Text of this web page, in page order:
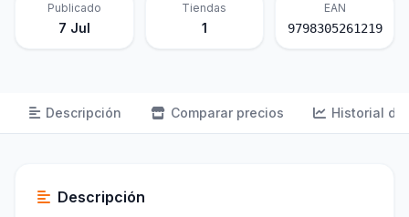
Publicado
7 Jul
Tiendas
1
EAN
9798305261219
Descripción Comparar precios Historial de
Descripción